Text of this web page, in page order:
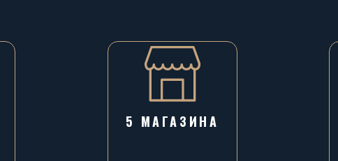
5 МАГАЗИНА